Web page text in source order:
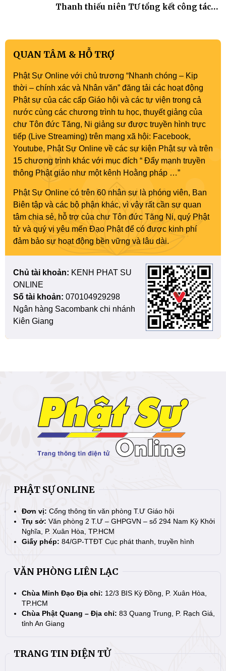
Thanh thiếu niên TƯ tổng kết công tác
QUAN TÂM & HỖ TRỢ
Phật Sự Online với chủ trương “Nhanh chóng – Kịp
thời – chính xác và Nhân văn” đăng tải các hoạt động
Phật sự của các cấp Giáo hội và các tự viện trong cả
nước cùng các chương trình tu học, thuyết giảng của
chư Tôn đức Tăng, Ni giảng sư được truyền hình trực
tiếp (Live Streaming) trên mạng xã hội: Facebook,
Youtube, Phật Sự Online về các sự kiện Phật sự và trên
15 chương trình khác với mục đích “ Đẩy mạnh truyền
thông Phật giáo như một kênh Hoằng pháp …”
Phật Sự Online có trên 60 nhân sự là phóng viên, Ban
Biên tập và các bộ phận khác, vì vậy rất cần sự quan
tâm chia sẻ, hỗ trợ của chư Tôn đức Tăng Ni, quý Phật
tử và quý vị yêu mến Đạo Phật để có được kinh phí
đảm bảo sự hoạt động bền vững và lâu dài.
Chủ tài khoản: KENH PHAT SU
ONLINE
Số tài khoản: 070104929298
Ngân hàng Sacombank chi nhánh
Kiên Giang
PHẬT SỰ ONLINE
Đơn vị: Cổng thông tin văn phòng T.Ư Giáo hội
Trụ sở: Văn phòng 2 T.Ư – GHPGVN – số 294 Nam Kỳ Khởi
Nghĩa, P. Xuân Hòa, TP.HCM
Giấy phép: 84/GP-TTĐT Cục phát thanh, truyền hình
VĂN PHÒNG LIÊN LẠC
Chùa Minh Đạo Địa chỉ: 12/3 BIS Kỳ Đồng, P. Xuân Hòa,
TP.HCM
Chùa Phật Quang – Địa chỉ: 83 Quang Trung, P. Rạch Giá,
tỉnh An Giang
TRANG TIN ĐIỆN TỬ